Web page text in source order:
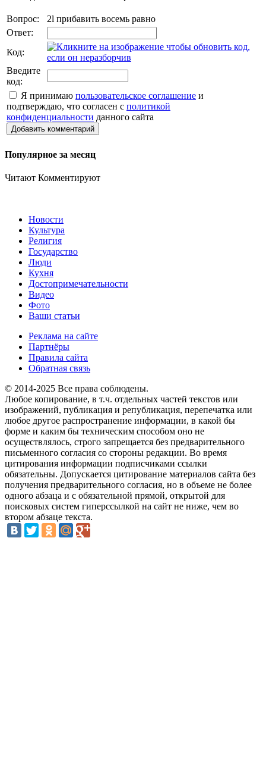
Вопрос:
2l прибавить восемь равно
Ответ:
Код:
Введите
код:
Я принимаю пользовательское соглашение и
подтверждаю, что согласен с политикой
конфиденциальности данного сайта
Добавить комментарий
Популярное за месяц
Читают Комментируют
Новости
Культура
Религия
Государство
Люди
Кухня
Достопримечательности
Видео
Фото
Ваши статьи
Реклама на сайте
Партнёры
Правила сайта
Обратная связь
© 2014-2025 Все права соблюдены.
Любое копирование, в т.ч. отдельных частей текстов или
изображений, публикация и републикация, перепечатка или
любое другое распространение информации, в какой бы
форме и каким бы техническим способом оно не
осуществлялось, строго запрещается без предварительного
письменного согласия со стороны редакции. Во время
цитирования информации подписчиками ссылки
обязательны. Допускается цитирование материалов сайта без
получения предварительного согласия, но в объеме не более
одного абзаца и с обязательной прямой, открытой для
поисковых систем гиперссылкой на сайт не ниже, чем во
втором абзаце текста.